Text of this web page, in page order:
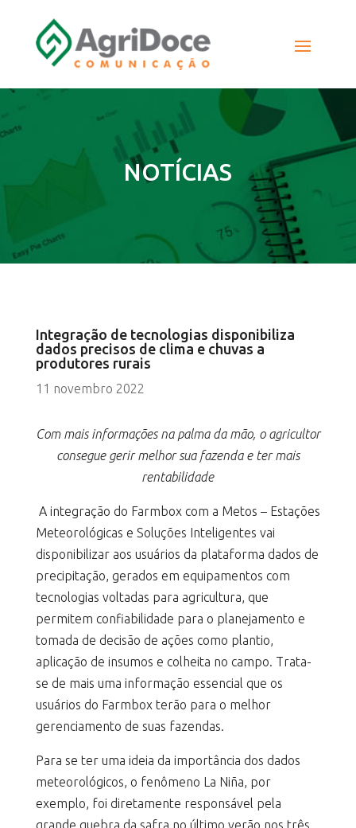
NOTÍCIAS
Integração de tecnologias disponibiliza
dados precisos de clima e chuvas a
produtores rurais
11 novembro 2022
Com mais informações na palma da mão, o agricultor
consegue gerir melhor sua fazenda e ter mais
rentabilidade
A integração do Farmbox com a Metos – Estações
Meteorológicas e Soluções Inteligentes vai
disponibilizar aos usuários da plataforma dados de
precipitação, gerados em equipamentos com
tecnologias voltadas para agricultura, que
permitem confiabilidade para o planejamento e
tomada de decisão de ações como plantio,
aplicação de insumos e colheita no campo. Trata-
se de mais uma informação essencial que os
usuários do Farmbox terão para o melhor
gerenciamento de suas fazendas.
Para se ter uma ideia da importância dos dados
meteorológicos, o fenômeno La Niña, por
exemplo, foi diretamente responsável pela
grande quebra da safra no último verão nos três